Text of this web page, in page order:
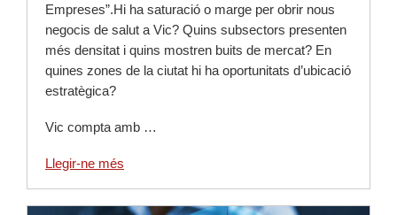
Empreses”.Hi ha saturació o marge per obrir nous
negocis de salut a Vic? Quins subsectors presenten
més densitat i quins mostren buits de mercat? En
quines zones de la ciutat hi ha oportunitats d’ubicació
estratègica?
Vic compta amb …
Llegir-ne més